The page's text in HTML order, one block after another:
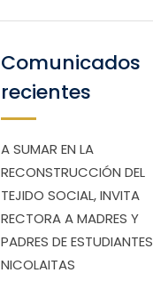
Comunicados
recientes
A SUMAR EN LA
RECONSTRUCCIÓN DEL
TEJIDO SOCIAL, INVITA
RECTORA A MADRES Y
PADRES DE ESTUDIANTES
NICOLAITAS